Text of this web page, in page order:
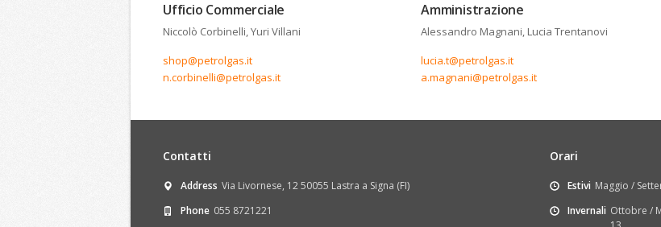
Ufficio Commerciale
Niccolò Corbinelli, Yuri Villani
shop@petrolgas.it
n.corbinelli@petrolgas.it
Amministrazione
Alessandro Magnani, Lucia Trentanovi
lucia.t@petrolgas.it
a.magnani@petrolgas.it
Contatti
Address Via Livornese, 12 50055 Lastra a Signa (FI)
Phone 055 8721221
Orari
Estivi Maggio /
Invernali Ottobre /